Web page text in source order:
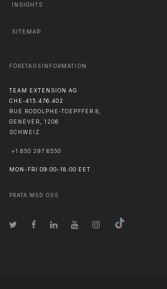
INSIGHTS
SITEMAP
FÖRETAGSINFORMATION
TEAM EXTENSION AG
CHE-415.476.402
RUE RODOLPHE-TOEPFFER 8,
GENEVER
1206
SCHWEIZ
+1 650 297 6550
MON-FRI 09:00-18:00 EET
PRATA MED OSS